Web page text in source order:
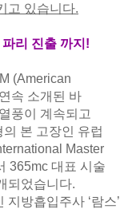
고 있습니다.
리 진출 까지!
(American
속 소개된 바
풍이 계속되고
본 고장인 유럽
Master
365mc 대표 시술
되었습니다.
방흡입주사 ‘람스’